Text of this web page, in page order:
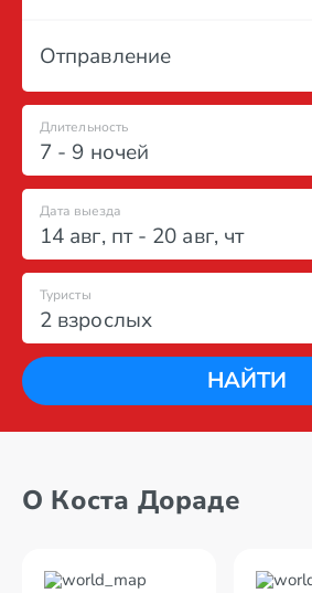
Отправление
7 - 9 ночей
Длительность
Дата выезда
14 авг, пт- 20 авг, чт
2 взрослых
Туристы
НАЙТИ
О Коста Дораде